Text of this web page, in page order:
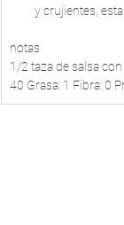
y crujientes,
notas
1/2 taza de salsa
40 Grasa: 1 Fibra: 0